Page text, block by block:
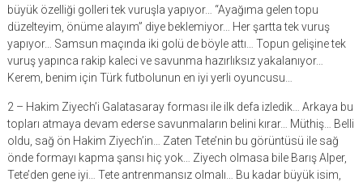
büyük özelliği golleri tek vuruşla yapıyor… “Ayağıma gelen topu
düzelteyim, önüme alayım” diye beklemiyor… Her şartta tek vuruş
yapıyor… Samsun maçında iki golü de böyle attı… Topun gelişine tek
vuruş yapınca rakip kaleci ve savunma hazırlıksız yakalanıyor…
Kerem, benim için Türk futbolunun en iyi yerli oyuncusu…
2 – Hakim Ziyech’i Galatasaray forması ile ilk defa izledik… Arkaya bu
topları atmaya devam ederse savunmaların belini kırar… Müthiş… Belli
oldu, sağ ön Hakim Ziyech’in… Zaten Tete’nin bu görüntüsü ile sağ
önde formayı kapma şansı hiç yok… Ziyech olmasa bile Barış Alper,
Tete’den gene iyi… Tete antrenmansız olmalı… Bu kadar büyük isim,